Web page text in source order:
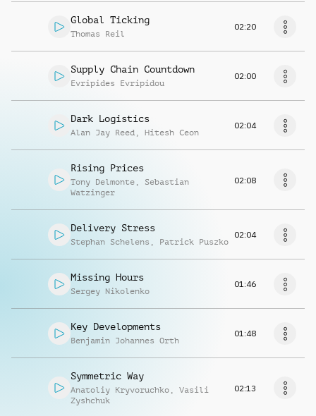
Global Ticking
Thomas Reil
02:20
Supply Chain Countdown
Evripides Evripidou
02:00
Dark Logistics
Alan Jay Reed , Hitesh Ceon
02:04
Rising Prices
Tony Delmonte , Sebastian
Watzinger
02:08
Delivery Stress
Stephan Schelens , Patrick Puszko
02:04
Missing Hours
Sergey Nikolenko
01:46
Key Developments
Benjamin Johannes Orth
01:48
Symmetric Way
Anatoliy Kryvoruchko , Vasili
Zyshchuk
02:13